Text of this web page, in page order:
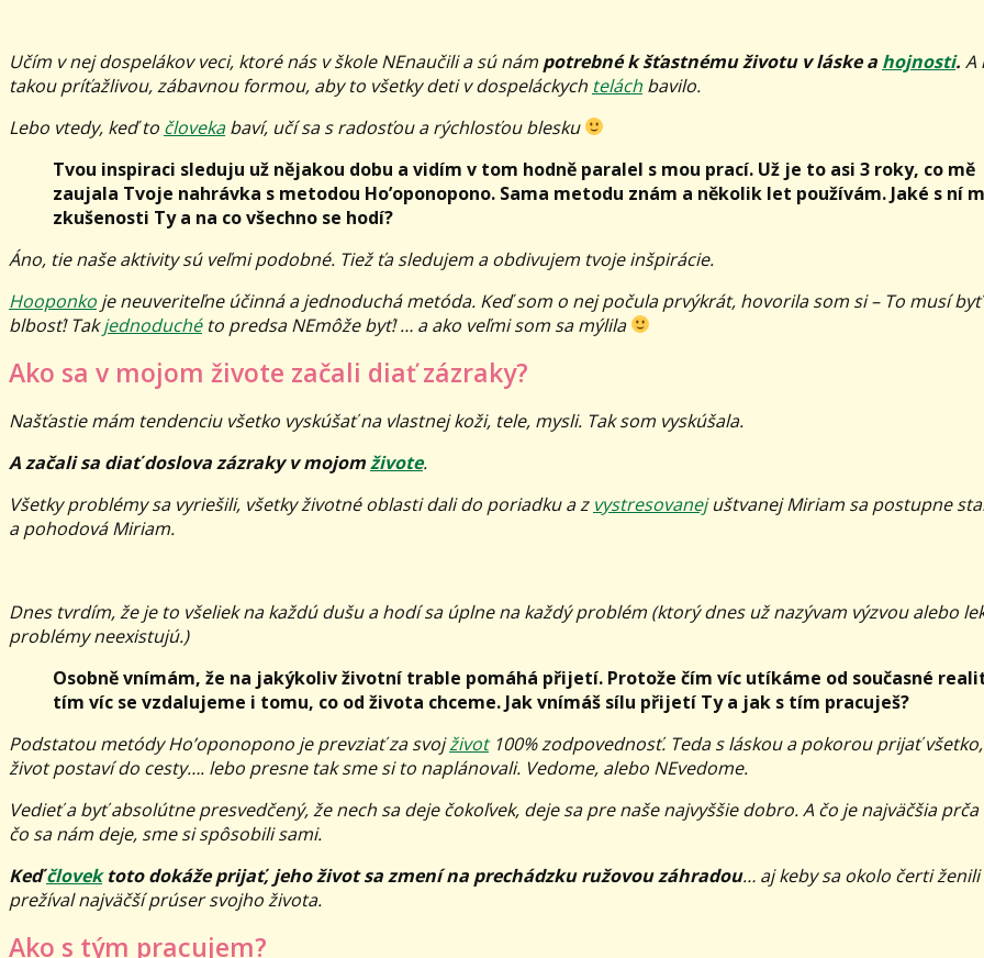
Učím v nej dospelákov veci, ktoré nás v škole NEnaučili a sú nám potrebné k šťastnému životu v láske a hojnosti. A
takou príťažlivou, zábavnou formou, aby to všetky deti v dospeláckych telách bavilo.
Lebo vtedy, keď to človekabaví, učí sa s radosťou a rýchlosťou blesku
Tvou inspiraci sleduju už nějakou dobu a vidím v tom hodně paralel s mou prací. Už je to asi 3 roky, co mě
zaujala Tvoje nahrávka s metodou Ho’oponopono. Sama metodu znám a několik let používám. Jaké s ní
zkušenosti Ty a na co všechno se hodí?
Áno, tie naše aktivity sú veľmi podobné. Tiež ťa sledujem a obdivujem tvoje inšpirácie.
Hooponko je neuveriteľne účinná a jednoduchá metóda. Keď som o nej počula prvýkrát, hovorila som si – To musí
blbosť! Takjednoduchéto predsa NEmôže byť! … a ako veľmi som sa mýlila
Ako sa v mojom živote začali diať zázraky?
Našťastie mám tendenciu všetko vyskúšať na vlastnej koži, tele, mysli. Tak som vyskúšala.
A začali sa diať doslova zázraky v mojomživote.
Všetky problémy sa vyriešili, všetky životné oblasti dali do poriadku a z vystresovanejuštvanej Miriam sa postupne
a pohodová Miriam.
Dnes tvrdím, že je to všeliek na každú dušu a hodí sa úplne na každý problém (ktorý dnes už nazývam výzvou alebo
problémy neexistujú.)
Osobně vnímám, že na jakýkoliv životní trable pomáhá přijetí. Protože čím víc utíkáme od současné
tím víc se vzdalujeme i tomu, co od života chceme. Jak vnímáš sílu přijetí Ty a jak s tím pracuješ?
Podstatou metódy Ho’oponopono je prevziať za svojživot100% zodpovednosť. Teda s láskou a pokorou prijať
život postaví do cesty…. lebo presne tak sme si to naplánovali. Vedome, alebo NEvedome.
Vedieť a byť absolútne presvedčený, že nech sa deje čokoľvek, deje sa pre naše najvyššie dobro. A čo je najväčšia prča
čo sa nám deje, sme si spôsobili sami.
Keďčlovektoto dokáže prijať, jeho život sa zmení na prechádzku ružovou záhradou… aj keby sa okolo čerti ženili
prežíval najväčší prúser svojho života.
Ako s tým pracujem?